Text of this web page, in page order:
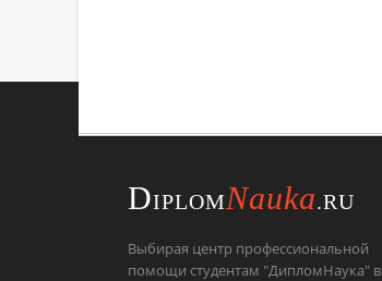
DIPLOMNauka.RU
Выбирая центр профессиональной
помощи студентам "ДипломНаука" в